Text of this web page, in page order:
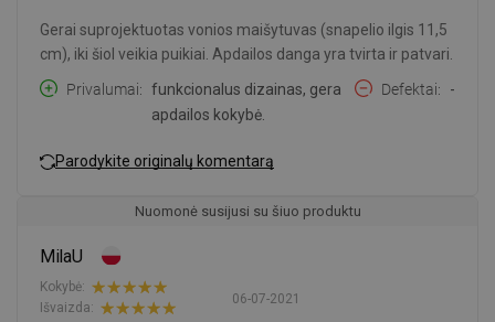
Gerai suprojektuotas vonios maišytuvas (snapelio ilgis 11,5
cm), iki šiol veikia puikiai. Apdailos danga yra tvirta ir patvari.
Privalumai
funkcionalus dizainas, gera
apdailos kokybė.
Defektai -
Parodykite originalų komentarą
Nuomonė susijusi su šiuo produktu
MilaU
06-07-2021
Kokybė:
Išvaizda: